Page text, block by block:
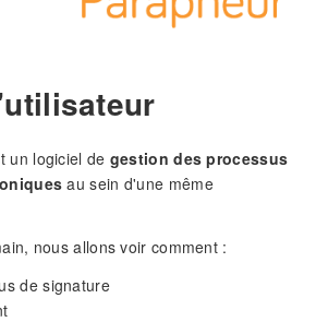
un logiciel de gestion des processus
au sein d'une même
nous allons voir comment :
de signature